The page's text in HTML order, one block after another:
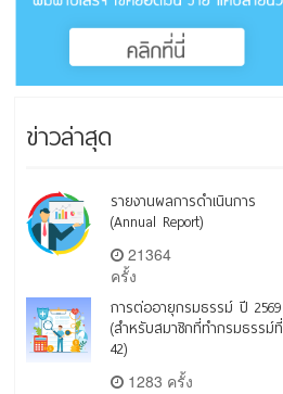
ข่าวล่าสุด
รายงานผลการดำเนินการ
(Annual Report)
21364
ครั้ง
การต่ออายุกรมธรรม์ ปี 2569
(สำหรับสมาชิกที่ทำกรมธรรม์ที่
42)
1283 ครั้ง